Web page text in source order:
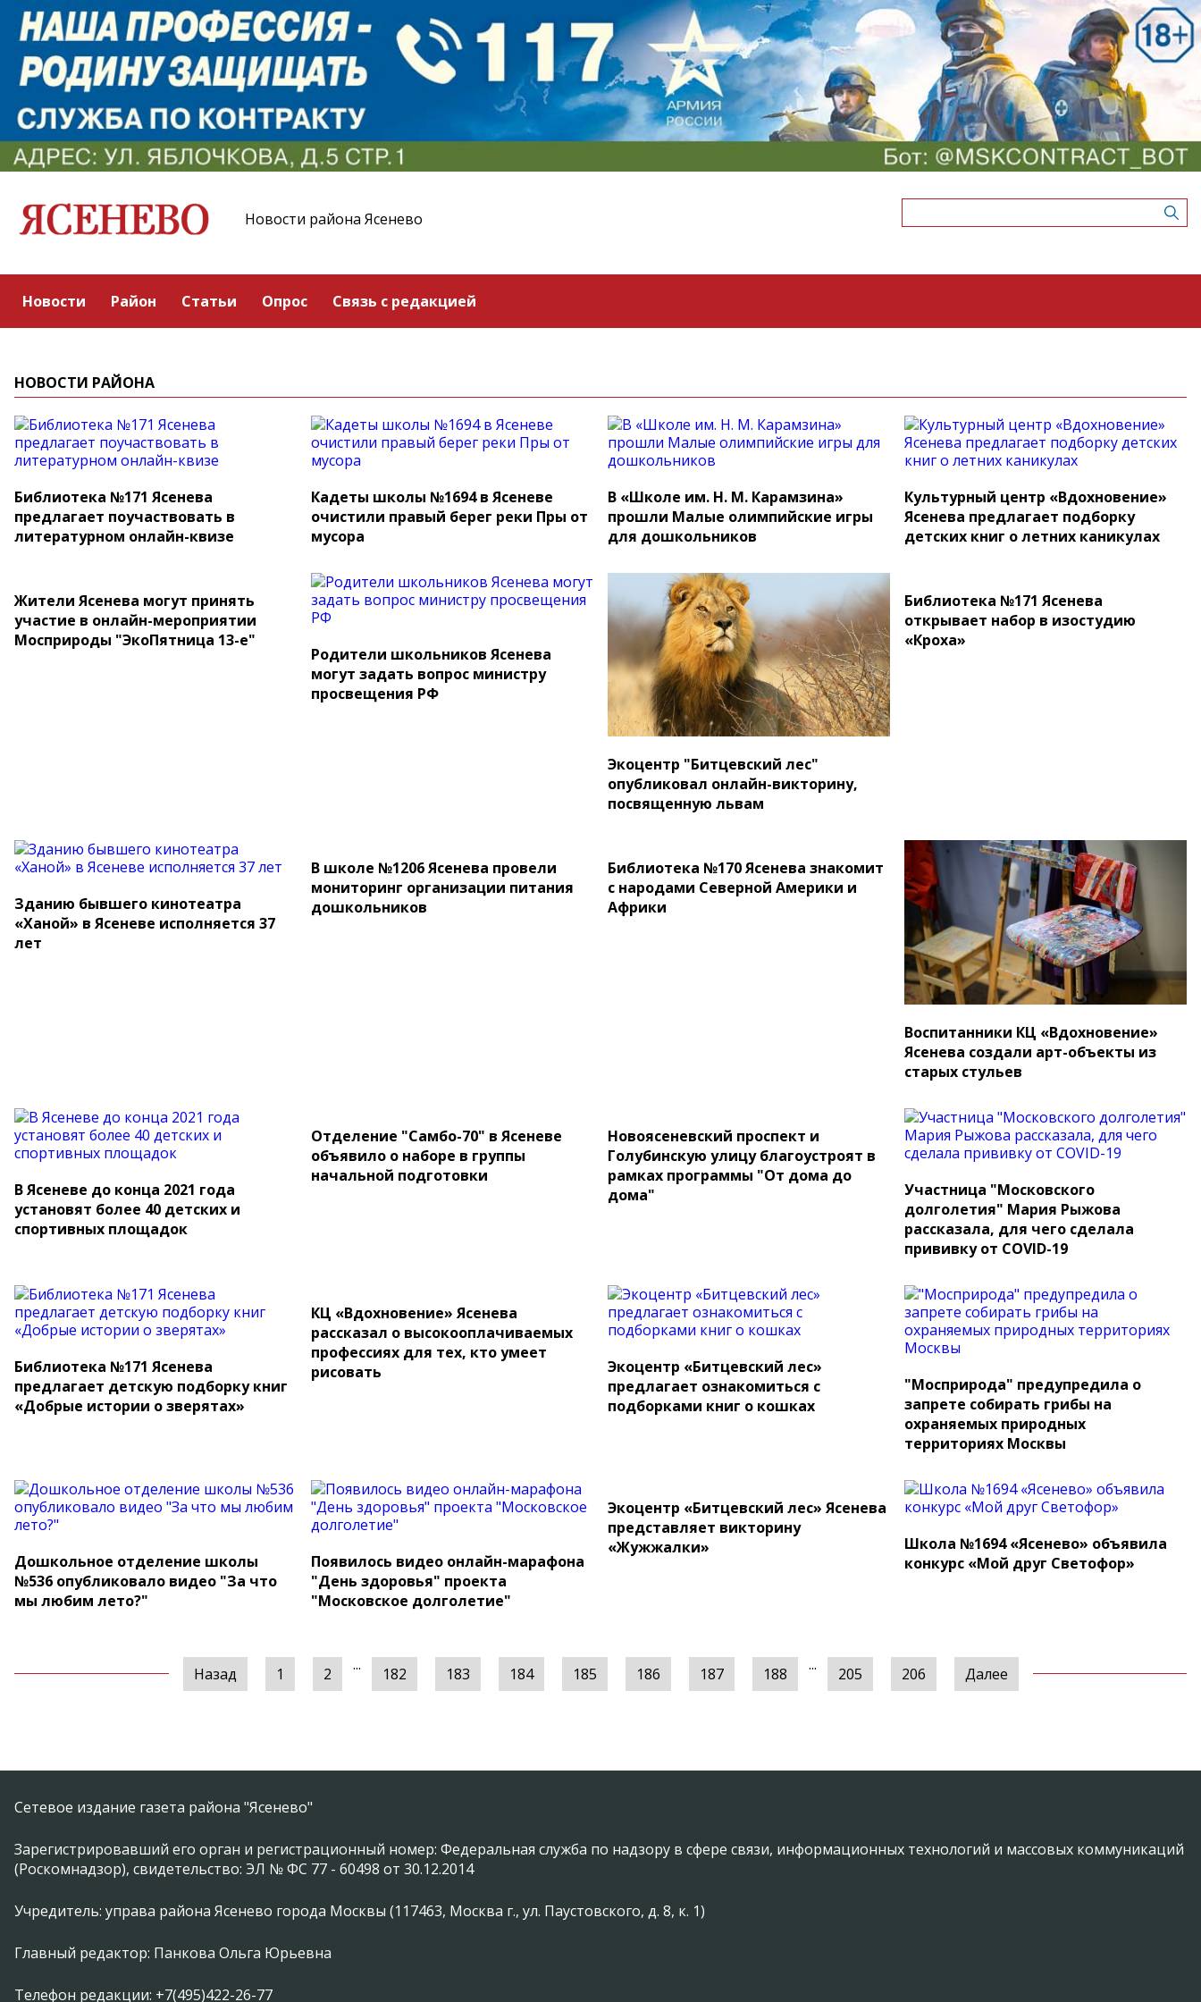
Новости района Ясенево
Новости Район Статьи Опрос Связь с редакцией
НОВОСТИ РАЙОНА
Библиотека №171 Ясенева
предлагает поучаствовать в
литературном онлайн-квизе
Кадеты школы №1694 в Ясеневе
очистили правый берег реки Пры от
мусора
В «Школе им. Н. М. Карамзина»
прошли Малые олимпийские игры
для дошкольников
Культурный центр «Вдохновение»
Ясенева предлагает подборку
детских книг о летних каникулах
Жители Ясенева могут принять
участие в онлайн-мероприятии
Мосприроды "ЭкоПятница 13-е"
Родители школьников Ясенева
могут задать вопрос министру
просвещения РФ
Экоцентр "Битцевский лес"
опубликовал онлайн-викторину,
посвященную львам
Библиотека №171 Ясенева
открывает набор в изостудию
«Кроха»
Зданию бывшего кинотеатра
«Ханой» в Ясеневе исполняется 37
лет
В школе №1206 Ясенева провели
мониторинг организации питания
дошкольников
Библиотека №170 Ясенева знакомит
с народами Северной Америки и
Африки
Воспитанники КЦ «Вдохновение»
Ясенева создали арт-объекты из
старых стульев
В Ясеневе до конца 2021 года
установят более 40 детских и
спортивных площадок
Отделение "Самбо-70" в Ясеневе
объявило о наборе в группы
начальной подготовки
Новоясеневский проспект и
Голубинскую улицу благоустроят в
рамках программы "От дома до
дома"
Участница "Московского
долголетия" Мария Рыжова
рассказала, для чего сделала
прививку от COVID-19
Библиотека №171 Ясенева
предлагает детскую подборку книг
«Добрые истории о зверятах»
КЦ «Вдохновение» Ясенева
рассказал о высокооплачиваемых
профессиях для тех, кто умеет
рисовать
Экоцентр «Битцевский лес»
предлагает ознакомиться с
подборками книг о кошках
"Мосприрода" предупредила о
запрете собирать грибы на
охраняемых природных
территориях Москвы
Дошкольное отделение школы
№536 опубликовало видео "За что
мы любим лето?"
Появилось видео онлайн-марафона
"День здоровья" проекта
"Московское долголетие"
Экоцентр «Битцевский лес» Ясенева
представляет викторину
«Жужжалки»
Школа №1694 «Ясенево» объявила
конкурс «Мой друг Светофор»
Назад 1 2 ... 182 183 184 185 186 187 188 ... 205 206 Далее
Сетевое издание газета района "Ясенево"
Зарегистрировавший его орган и регистрационный номер: Федеральная служба по надзору в сфере связи, информационных технологий и массовых коммуникаций
(Роскомнадзор), свидетельство: ЭЛ № ФС 77 - 60498 от 30.12.2014
Учредитель: управа района Ясенево города Москвы (117463, Москва г., ул. Паустовского, д. 8, к. 1)
Главный редактор: Панкова Ольга Юрьевна
Телефон редакции: +7(495)422-26-77